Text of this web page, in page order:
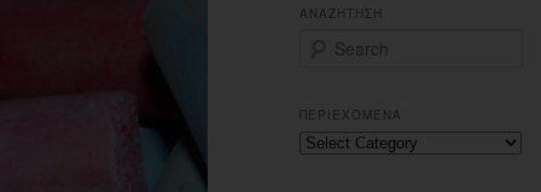
ΑΝΑΖΗΤΗΣΗ
r
c
h
ΠΕΡΙΕΧΟΜΕΝΑ
Περιεχομενα